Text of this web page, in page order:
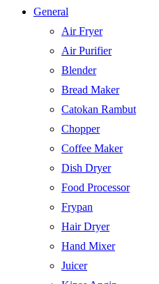
General
Air Fryer
Air Purifier
Blender
Bread Maker
Catokan Rambut
Chopper
Coffee Maker
Dish Dryer
Food Processor
Frypan
Hair Dryer
Hand Mixer
Juicer